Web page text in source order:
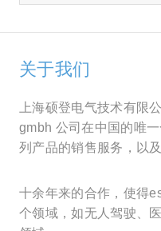
关于我们
上海硕登电气技术有限
gmbh 公司在中国的唯
列产品的销售服务，以
十余年来的合作，使得
个领域，如无人驾驶、